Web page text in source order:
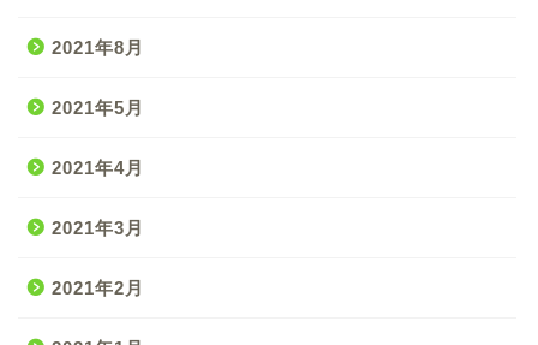
2021年8月
2021年5月
2021年4月
2021年3月
2021年2月